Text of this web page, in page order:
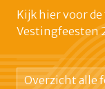
Kijk hier voor
Vestingfeesten
Overzicht alle